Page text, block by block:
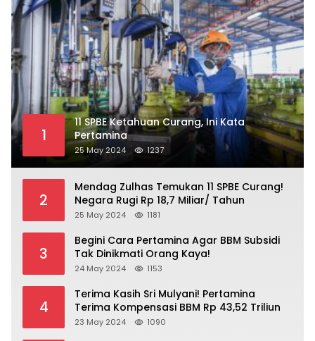
1
11 SPBE Ketahuan Curang, Ini Kata
Pertamina
25 May 2024 1237
2
Mendag Zulhas Temukan 11 SPBE Curang!
Negara Rugi Rp 18,7 Miliar/ Tahun
25 May 2024 1181
3
Begini Cara Pertamina Agar BBM Subsidi
Tak Dinikmati Orang Kaya!
24 May 2024 1153
4
Terima Kasih Sri Mulyani! Pertamina
Terima Kompensasi BBM Rp 43,52 Triliun
23 May 2024 1090